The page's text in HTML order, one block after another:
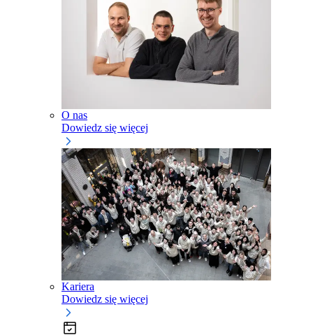
O nas
Dowiedz się więcej
Kariera
Dowiedz się więcej